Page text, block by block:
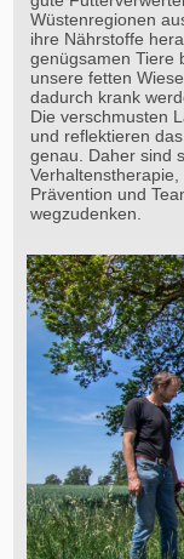
Wüstenregionen
ihre Nährstoffe
genügsamen Tiere
unsere fetten
dadurch krank
Die verschmusten
und reflektieren
genau. Daher sind
Prävention und
wegzudenken.